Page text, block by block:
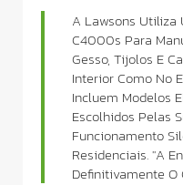
A Lawsons Utiliza
C4000s Para
Gesso, Tijolos E
Interior Como No
Incluem Modelos
Escolhidos Pelas
Funcionamento
Residenciais. "A
Definitivamente O